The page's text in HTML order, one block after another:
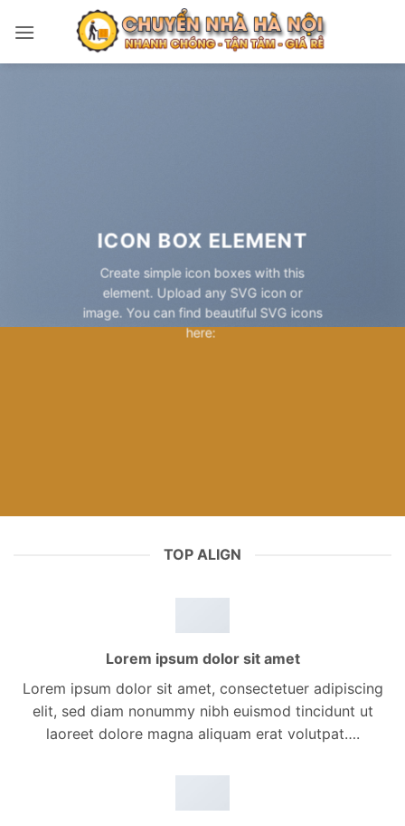
qua
ICON BOX ELEMENT
Create simple icon boxes with this
element. Upload any SVG icon or
image. You can find beautiful SVG icons
here:
TOP ALIGN
Lorem ipsum dolor sit amet
Lorem ipsum dolor sit amet, consectetuer adipiscing
elit, sed diam nonummy nibh euismod tincidunt ut
laoreet dolore magna aliquam erat volutpat….